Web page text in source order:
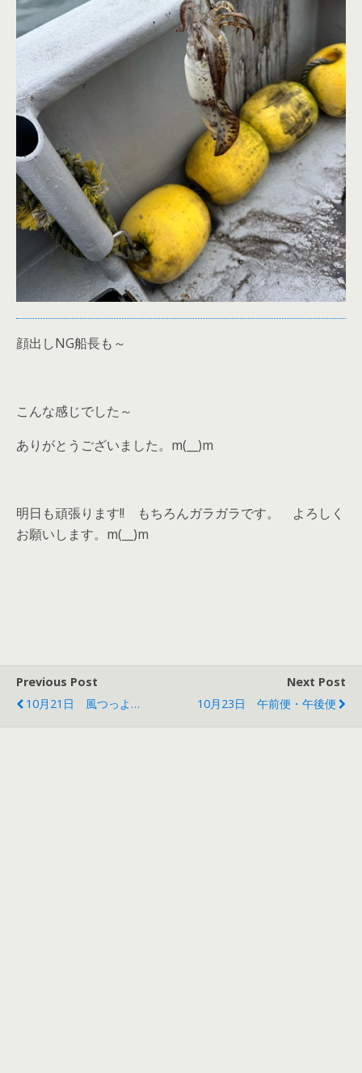
顔出しNG船長も～
こんな感じでした～
ありがとうございました。m(__)m
明日も頑張ります!! もちろんガラガラです。 よろしく
お願いします。m(__)m
Previous Post
10月21日 風つっよ…
Next Post
10月23日 午前便・午後便